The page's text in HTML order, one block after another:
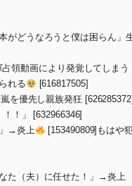
どうなろうと僕は困らん」
領動画により発覚してしま
れる
[616817505]
を優先し親族発狂 [626285372]
！」 [632966346]
」→炎上
[153490809]もはや
た（夫）に任せた！」→炎上